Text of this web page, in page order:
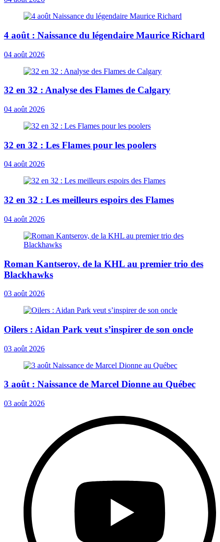
4 août : Naissance du légendaire Maurice Richard
04 août 2026
32 en 32 : Analyse des Flames de Calgary
04 août 2026
32 en 32 : Les Flames pour les poolers
04 août 2026
32 en 32 : Les meilleurs espoirs des Flames
04 août 2026
Roman Kantserov, de la KHL au premier trio des
Blackhawks
03 août 2026
Oilers : Aidan Park veut s’inspirer de son oncle
03 août 2026
3 août : Naissance de Marcel Dionne au Québec
03 août 2026